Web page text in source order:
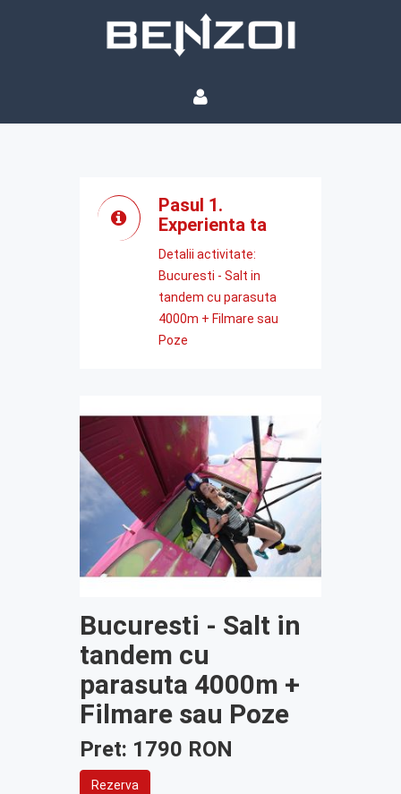
Pasul 1.
Experienta ta
Detalii activitate:
Bucuresti - Salt in
tandem cu parasuta
4000m + Filmare sau
Poze
Bucuresti - Salt in
tandem cu
parasuta 4000m +
Filmare sau Poze
Pret: 1790 RON
Rezerva